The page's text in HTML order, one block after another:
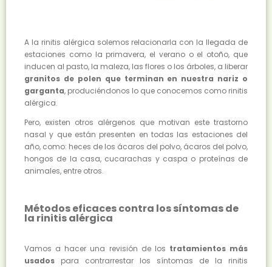
A la rinitis alérgica solemos relacionarla con la llegada de
estaciones como la primavera, el verano o el otoño, que
inducen al pasto, la maleza, las flores o los árboles, a liberar
granitos de polen que terminan en nuestra nariz o
garganta, produciéndonos lo que conocemos como rinitis
alérgica.
Pero, existen otros alérgenos que motivan este trastorno
nasal y que están presenten en todas las estaciones del
año, como: heces de los ácaros del polvo, ácaros del polvo,
hongos de la casa, cucarachas y caspa o proteínas de
animales, entre otros.
Métodos eficaces contra los síntomas de
la rinitis alérgica
Vamos a hacer una revisión de los tratamientos más
usados para contrarrestar los síntomas de la rinitis